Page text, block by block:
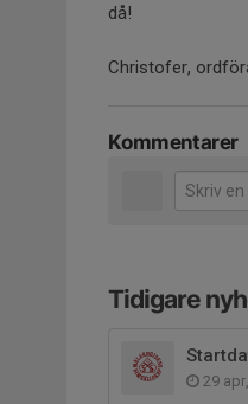
då!
Christofer,
Kommentarer
Tidigare
29